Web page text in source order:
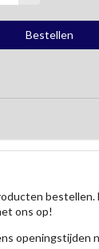
ons op!
openingstijden